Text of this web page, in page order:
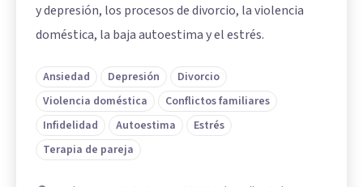
y depresión, los procesos de divorcio, la violencia
doméstica, la baja autoestima y el estrés.
Ansiedad Depresión
Divorcio
Violencia doméstica
Conflictos familiares
Infidelidad
Autoestima
Estrés
Terapia de pareja